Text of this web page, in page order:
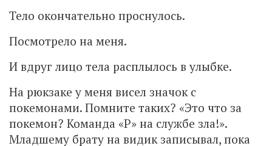
Тело окончательно проснулось.
Посмотрело на меня.
И вдруг лицо тела расплылось в улыбке.
На рюкзаке у меня висел значок с
покемонами. Помните таких? «Это что за
покемон? Команда «Р» на службе зла!».
Младшему брату на видик записывал, пока